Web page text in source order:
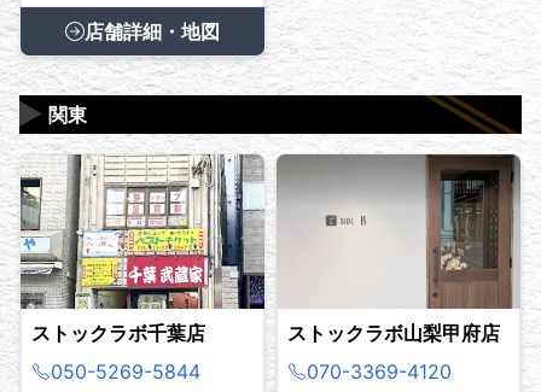
店舗詳細・地図
関東
▶
ストックラボ千葉店
050-5269-5844
ストックラボ山梨甲府店
070-3369-4120